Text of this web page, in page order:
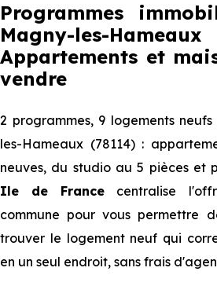
Programmes
Magny-les-
Appartements et
vendre
2 programmes, 9 logements
les-Hameaux (78114) :
neuves, du studio au 5 pièces et
Ile de France centralise
commune pour vous permettre
trouver le logement neuf qui
en un seul endroit, sans frais